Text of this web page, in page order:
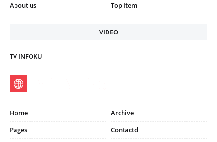
About us
Top Item
VIDEO
TV INFOKU
Home
Archive
Pages
Contactd